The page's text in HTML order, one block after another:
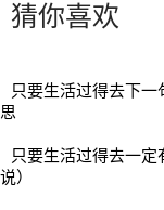
猜你喜欢
只要生活过得去下
思
只要生活过得去一
说）